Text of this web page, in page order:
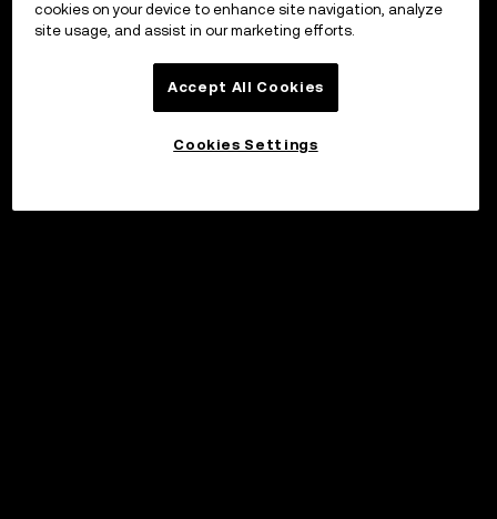
cookies on your device to enhance site navigation, analyze
site usage, and assist in our marketing efforts.
Accept All Cookies
Cookies Settings